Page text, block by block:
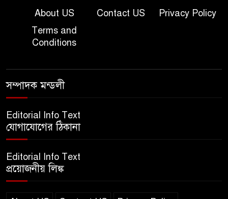
Question
About US Contact US
Privacy Policy
Terms and
Conditions
সম্পাদক মন্ডলী
Editorial Info Text
যোগাযোগের ঠিকানা
Editorial Info Text
প্রয়োজনীয় লিঙ্ক